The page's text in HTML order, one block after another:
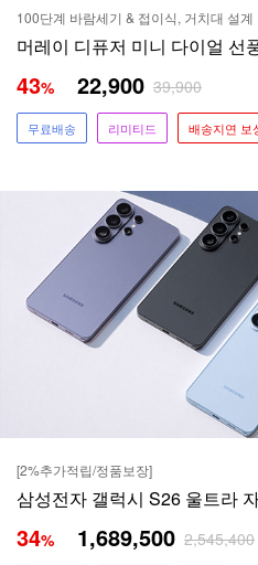
100단계 바람세기 & 접이식, 거치대 설계
머레이 디퓨저 미니 다이얼 선
43% 22,900 39,900
무료배송 리미티드 배송지연 보
[2%추가적립/정품보장]
삼성전자 갤럭시 S26 울트라
34% 1,689,500 2,545,400